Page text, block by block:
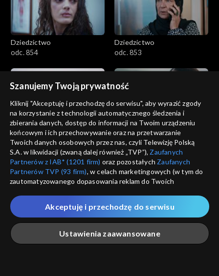
Dziedzictwo
odc. 854
Dziedzictwo
odc. 853
Dziedzictwo
odc. 852
Dziedzictwo
odc. 851
Dziedzictwo
odc. 850
Dziedzictwo
odc. 849
Szanujemy Twoją prywatność
Kliknij "Akceptuję i przechodzę do serwisu", aby wyrazić zgody
na korzystanie z technologii automatycznego śledzenia i
zbierania danych, dostęp do informacji na Twoim urządzeniu
końcowym i ich przechowywanie oraz na przetwarzanie
Twoich danych osobowych przez nas, czyli Telewizję Polską
S.A. w likwidacji (zwaną dalej również „TVP”), Zaufanych
Partnerów z IAB* (1201 firm) oraz pozostałych Zaufanych
Partnerów TVP (93 firm), w celach marketingowych (w tym do
zautomatyzowanego dopasowania reklam do Twoich
które wskazujemy poniżej, a także zgody na udostępnianie
przez nas identyfikatora PPID do Google.
Twoje dane osobowe zbierane podczas odwiedzania przez
Ciebie naszych
poszczególnych serwisówzwanych dalej
„Portalem”, w tym informacje zapisywane za pomocą
Ustawienia zaawansowane
Akceptuję i przechodzę do serwisu